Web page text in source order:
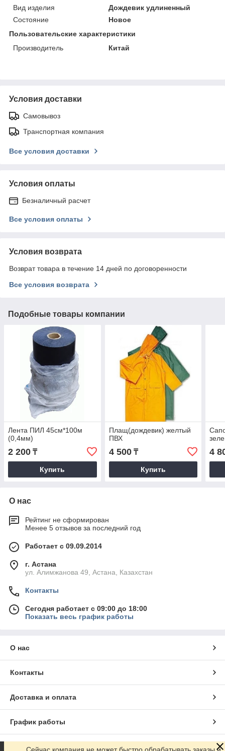
Вид изделия
Дождевик удлиненный
Состояние
Новое
Пользовательские характеристики
Производитель
Китай
Условия доставки
Самовывоз
Транспортная компания
Все условия доставки
Условия оплаты
Безналичный расчет
Все условия оплаты
Условия возврата
Возврат товара в течение 14 дней по договоренности
Все условия возврата
Подобные товары компании
Лента ПИЛ 45см*100м
(0,4мм)
2 200 ₸
Купить
Плащ(дождевик) желтый
ПВХ
4 500₸
Купить
4
О нас
Рейтинг не сформирован
Менее 5 отзывов за последний год
Работает с 09.09.2014
г. Астана
ул. Алимжанова 49, Астана, Казахстан
Контакты
Сегодня работает с 09:00 до 18:00
Показать весь график работы
О нас
Контакты
Доставка и оплата
График работы
Полная версия сайта